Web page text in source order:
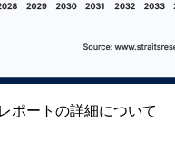
ポートの詳細について